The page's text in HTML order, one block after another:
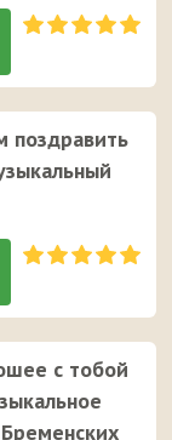
поздравить
с тобой